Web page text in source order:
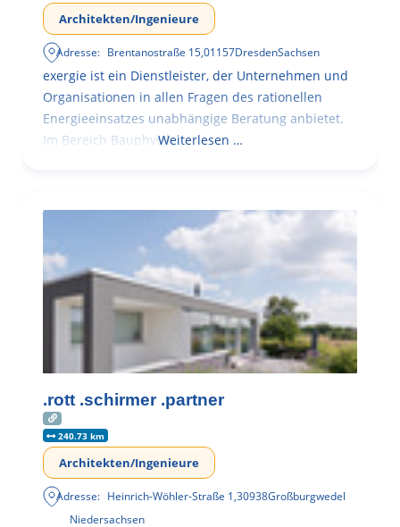
Architekten/Ingenieure
Adresse: Brentanostraße 15,01157DresdenSachsen
exergie ist ein Dienstleister, der Unternehmen und
Organisationen in allen Fragen des rationellen
Energieeinsatzes unabhängige Beratung anbietet.
Im Bereich BauphysikWeiterlesen …
.rott .schirmer .partner
240.73 km
Architekten/Ingenieure
Adresse: Heinrich-Wöhler-Straße 1,30938Großburgwedel
Niedersachsen